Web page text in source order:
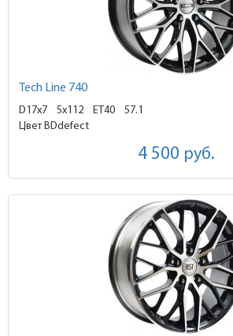
Tech Line 740
D17x7 5x112 ET40
57.1
Цвет BDdefect
4 500 руб.